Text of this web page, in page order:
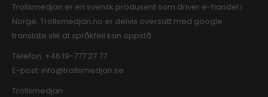
Trollsmedjan er en svensk produsent som driver e-handel i
Norge. Trollsmedjan.no er delvis oversatt med google
translate slik at språkfeil kan oppstå.
Telefon: +46 19-777 27 77
E-post: info@trollsmedjan.se
Trollsmedjan